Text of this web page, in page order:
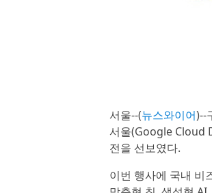
서울--(뉴스와이어)--
서울(Google Cloud
전을 선보였다.
이번 행사에 국내 비